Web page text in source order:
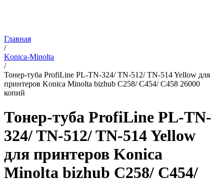
Главная
/
Konica-Minolta
/
Тонер-туба ProfiLine PL-TN-324/ TN-512/ TN-514 Yellow для
принтеров Konica Minolta bizhub C258/ C454/ C458 26000
копий
Тонер-туба ProfiLine PL-TN-
324/ TN-512/ TN-514 Yellow
для принтеров Konica
Minolta bizhub C258/ C454/